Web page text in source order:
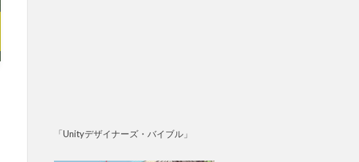
「Unityデザイナーズ・バイブル」